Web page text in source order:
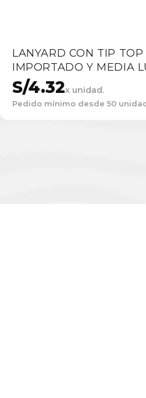
LANYARD CON TIP
IMPORTADO Y MEDIA
S/4.32x unidad.
Pedido mínimo desde 50